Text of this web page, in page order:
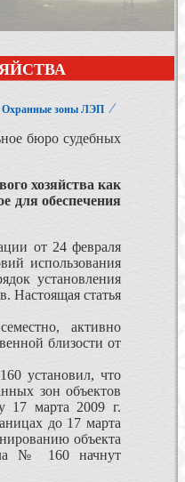
Охранные зоны ЛЭП ⁄
бюро судебных
хозяйства как
для обеспечения
от 24 февраля
использования
установления
Настоящая статья
активно
близости от
установил, что
зон объектов
17 марта 2009 г.
до 17 марта
объекта
№ 160 начнут